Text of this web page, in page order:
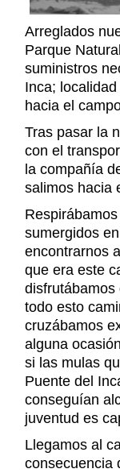
Arreglados
Parque
suministros
Inca;
hacia el
Tras pasar la
con el
la compañía
salimos hacia
sumergidos
encontrarnos
que era este
todo esto
cruzábamos
alguna
si las mulas
Puente del
conseguían
juventud es
Llegamos al
consecuencia